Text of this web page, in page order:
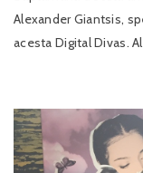
Alexander Giantsis,
acesta Digital Divas.